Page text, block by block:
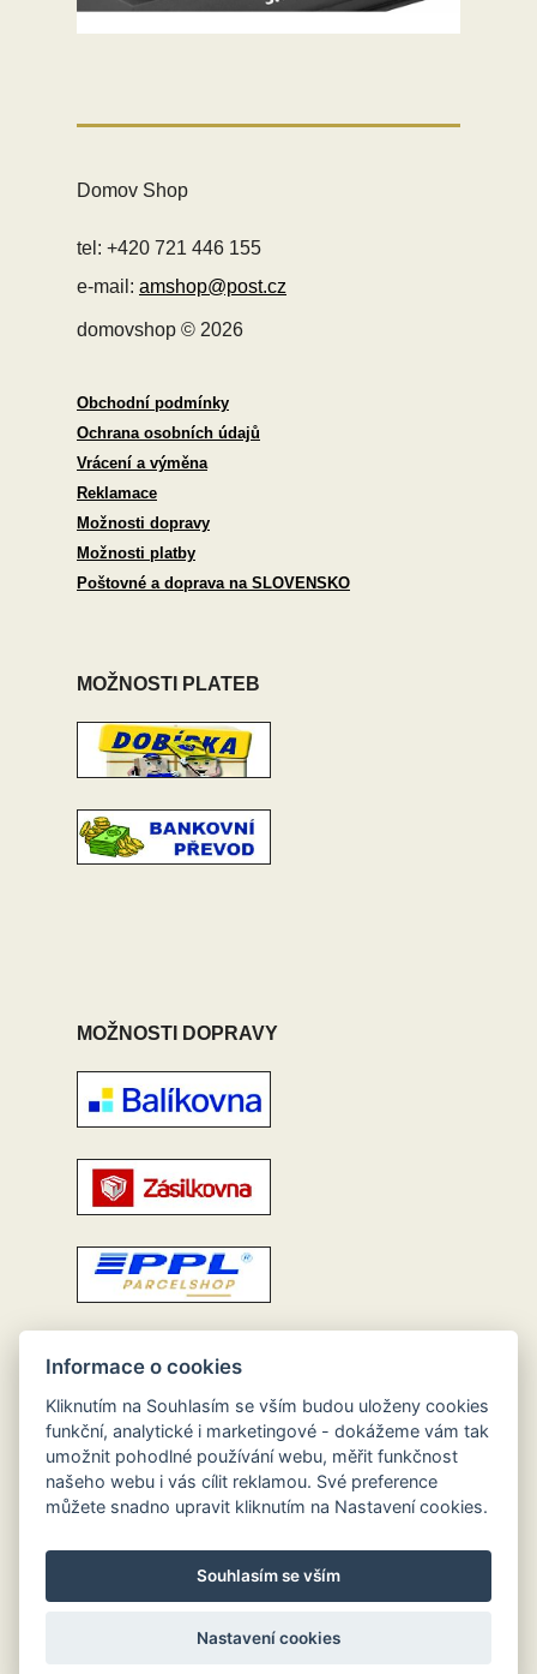
Domov Shop
tel: +420 721 446 155
e-mail: amshop@post.cz
domovshop © 2026
Obchodní podmínky
Ochrana osobních údajů
Vrácení a výměna
Reklamace
Možnosti dopravy
Možnosti platby
Poštovné a doprava na SLOVENSKO
MOŽNOSTI PLATEB
MOŽNOSTI DOPRAVY
Informace o cookies
Kliknutím na Souhlasím se vším budou uloženy cookies
funkční, analytické i marketingové - dokážeme vám tak
umožnit pohodlné používání webu, měřit funkčnost
našeho webu i vás cílit reklamou. Své preference
můžete snadno upravit kliknutím na Nastavení cookies.
Souhlasím se vším
Nastavení cookies